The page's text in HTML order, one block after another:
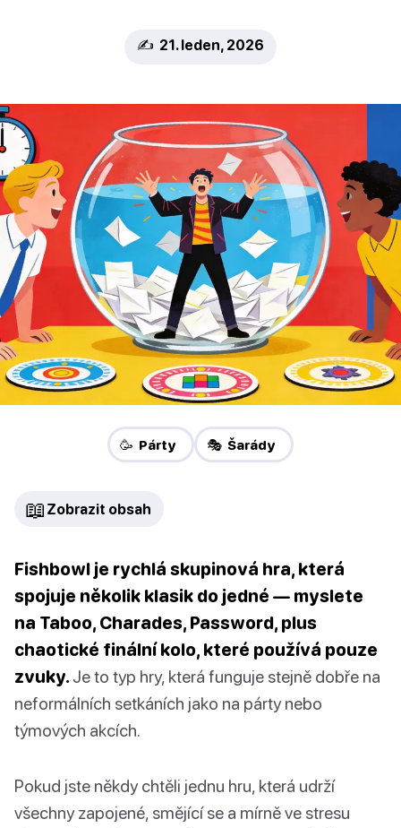
✍️ 21. leden, 2026
🥳 Párty 🎭 Šarády
📖 Zobrazit obsah
Fishbowl je rychlá skupinová hra, která
spojuje několik klasik do jedné — myslete
na Taboo, Charades, Password, plus
chaotické finální kolo, které používá pouze
zvuky. Je to typ hry, která funguje stejně dobře na
neformálních setkáních jako na párty nebo
týmových akcích.
Pokud jste někdy chtěli jednu hru, která udrží
všechny zapojené, smějící se a mírně ve stresu